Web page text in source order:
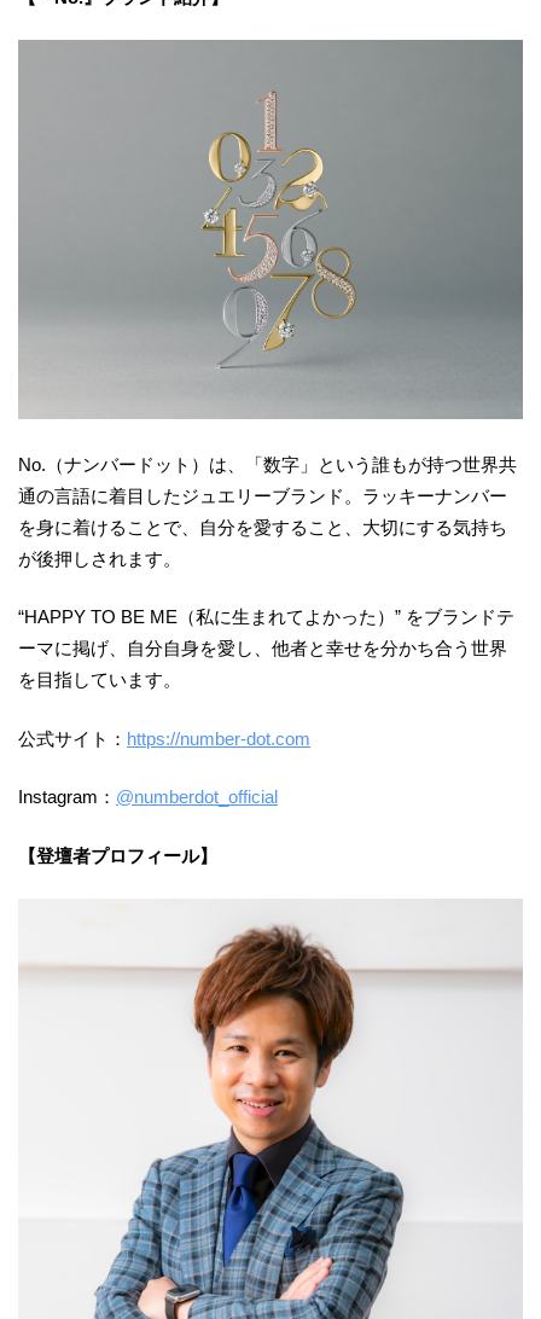
No.（ナンバードット）は、「数字」という誰もが持つ世界共
通の言語に着目したジュエリーブランド。ラッキーナンバー
を身に着けることで、自分を愛すること、大切にする気持ち
が後押しされます。
“HAPPY TO BE ME（私に生まれてよかった）” をブランドテ
ーマに掲げ、自分自身を愛し、他者と幸せを分かち合う世界
を目指しています。
公式サイト： https://number-dot.com
Instagram： @numberdot_official
【登壇者プロフィール】